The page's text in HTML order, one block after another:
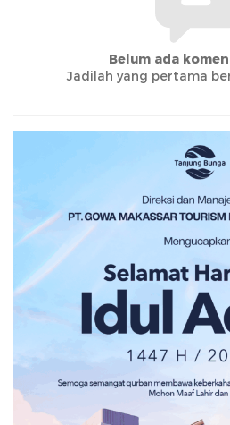
Belum ada
Jadilah yang pertama